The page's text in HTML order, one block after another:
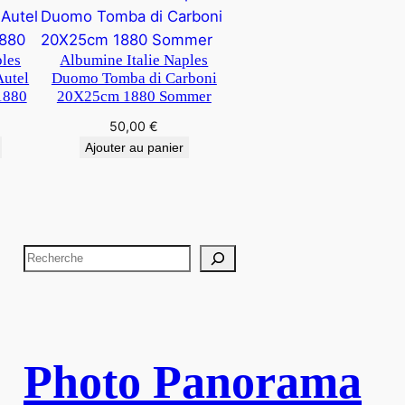
Albumine Italie Naples
Duomo Tomba di Carboni
20X25cm 1880 Sommer
50,00€
Ajouter au panier
R
r
c
Photo Panorama